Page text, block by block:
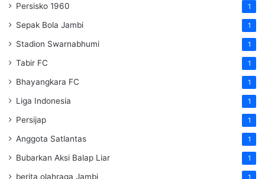
Persisko 1960 1
Sepak Bola Jambi 1
Stadion Swarnabhumi 1
Tabir FC 1
Bhayangkara FC 1
Liga Indonesia 1
Persijap 1
Anggota Satlantas 1
Bubarkan Aksi Balap Liar 1
berita olahraga Jambi 1